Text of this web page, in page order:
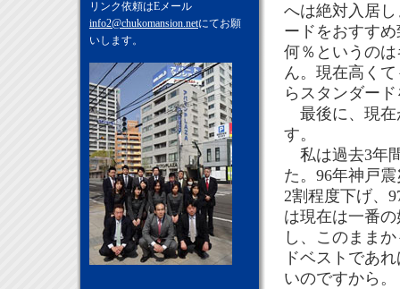
へは絶対入居
ードをおすす
何％というの
ん。現在高く
らスタンダー
最後に、現在
す。
私は過去3年
た。96年神戸
2割程度下げ、
は現在は一番
し、このまま
ドベストであ
いのですから。
リンク依頼はEメール
info2@chukomansion.netにてお願
いします。